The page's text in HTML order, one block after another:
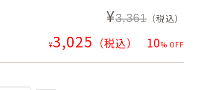
¥3,361 （税込）
¥3,025 （税込） 10% OFF